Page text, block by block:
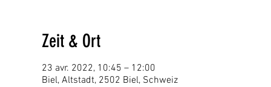
Zeit & Ort
23 avr. 2022, 10:45 – 12:00
Biel, Altstadt, 2502 Biel, Schweiz